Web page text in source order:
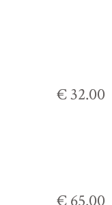
€ 32.00
€ 65.00